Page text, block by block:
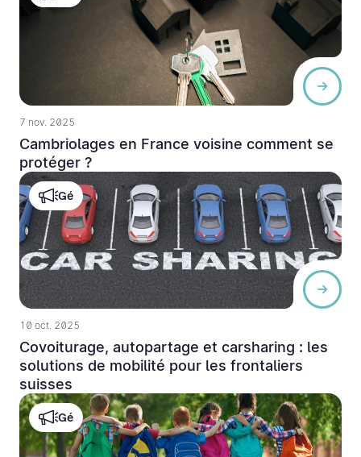
7 nov. 2025
Cambriolages en France voisine comment se
protéger ?
Gé
10 oct. 2025
Covoiturage, autopartage et carsharing : les
solutions de mobilité pour les frontaliers
suisses
Gé